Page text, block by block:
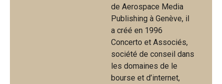
de Aerospace Media
Publishing à Genève, il
a créé en 1996
Concerto et Associés,
société de conseil dans
les domaines de le
bourse et d’internet,